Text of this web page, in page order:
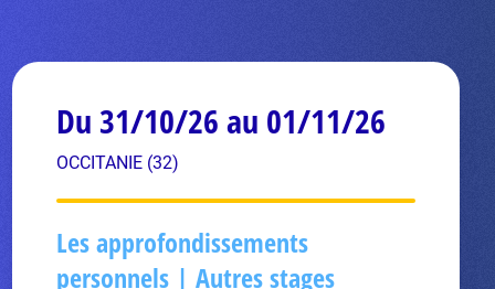
Du 31/10/26 au 01/11/26
OCCITANIE (32)
Les approfondissements
personnels | Autres stages